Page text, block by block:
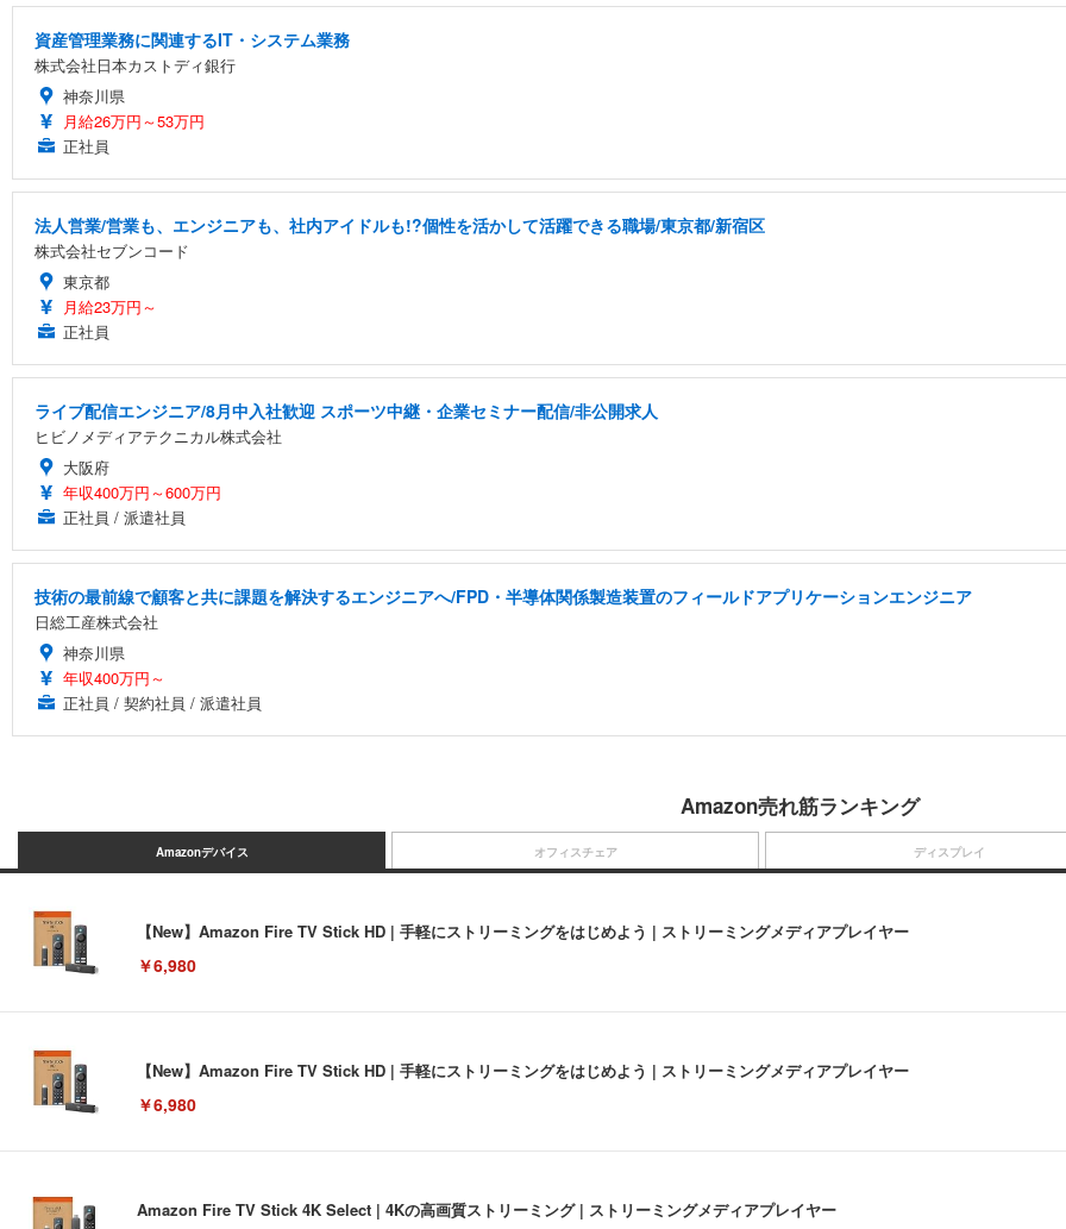
資産管理業務に関連するIT・システム業務
株式会社日本カストディ銀行
神奈川県
月給26万円～53万円
正社員
法人営業/営業も、エンジニアも、社内アイドルも!?個性を活かして活躍できる職場/東京都/新宿区
株式会社セブンコード
東京都
月給23万円～
正社員
ライブ配信エンジニア/8月中入社歓迎 スポーツ中継・企業セミナー配信/非公開求人
ヒビノメディアテクニカル株式会社
大阪府
年収400万円～600万円
正社員 / 派遣社員
技術の最前線で顧客と共に課題を解決するエンジニアへ/FPD・半導体関係製造装置のフィールドアプリケーションエンジニア
日総工産株式会社
神奈川県
年収400万円～
正社員 / 契約社員 / 派遣社員
Amazon売れ筋ランキング
Amazonデバイス
【New】Amazon Fire TV Stick HD | 手軽にストリーミングをはじめよう | ストリーミングメディアプレイヤー
￥6,980
【New】Amazon Fire TV Stick HD | 手軽にストリーミングをはじめよう | ストリーミングメディアプレイヤー
￥6,980
Amazon Fire TV Stick 4K Select | 4Kの高画質ストリーミング | ストリーミングメディアプレイヤー
オフィスチェア ディスプレイ